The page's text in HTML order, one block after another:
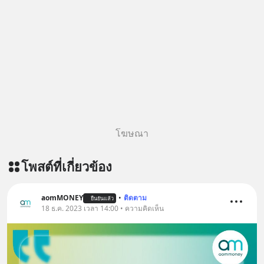
เครียด หลับยาก ผมอยากแนะนำ
บรรเทาความเครียด ลดความวิตกกังวล
หลับมีประสิทธิภาพมากยิ่งขึ้น 📍 สนใจ
สั่งซื้อสินค้า Diip CBD 💬 LINE :
@diipgeek 🔗 หรือกดลิงก์
https://lin.ee/U91Fzyz
โฆษณา
โพสต์ที่เกี่ยวข้อง
aomMONEY ยืนยันแล้ว • ติดตาม
18 ธ.ค. 2023 เวลา 14:00 • ความคิดเห็น